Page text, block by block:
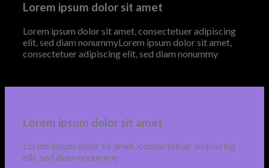
Lorem ipsum dolor sit amet
Lorem ipsum dolor sit amet, consectetuer adipiscing
elit, sed diam nonummyLorem ipsum dolor sit amet,
consectetuer adipiscing elit, sed diam nonummy
Lorem ipsum dolor sit amet
Lorem ipsum dolor sit amet, consectetuer adipiscing
elit, sed diam nonummy